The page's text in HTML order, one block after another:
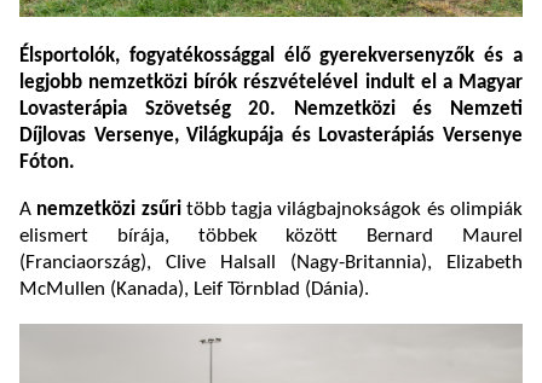
Élsportolók, fogyatékossággal élő gyerekversenyzők és a
legjobb nemzetközi bírók részvételével indult el a Magyar
Lovasterápia Szövetség 20. Nemzetközi és Nemzeti
Díjlovas Versenye, Világkupája és Lovasterápiás Versenye
Fóton.
A nemzetközi zsűritöbb tagja világbajnokságok és olimpiák
elismert bírája, többek között Bernard Maurel
(Franciaország), Clive Halsall (Nagy-Britannia), Elizabeth
McMullen (Kanada), Leif Törnblad (Dánia).